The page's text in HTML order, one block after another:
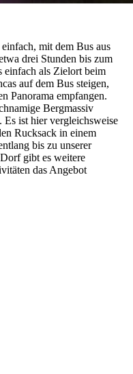
mit dem Bus aus
drei Stunden bis zum
einfach als Zielort beim
auf dem Bus steigen,
Panorama empfangen.
Bergmassiv
Es ist hier vergleichsweise
Rucksack in einem
bis zu unserer
gibt es weitere
das Angebot